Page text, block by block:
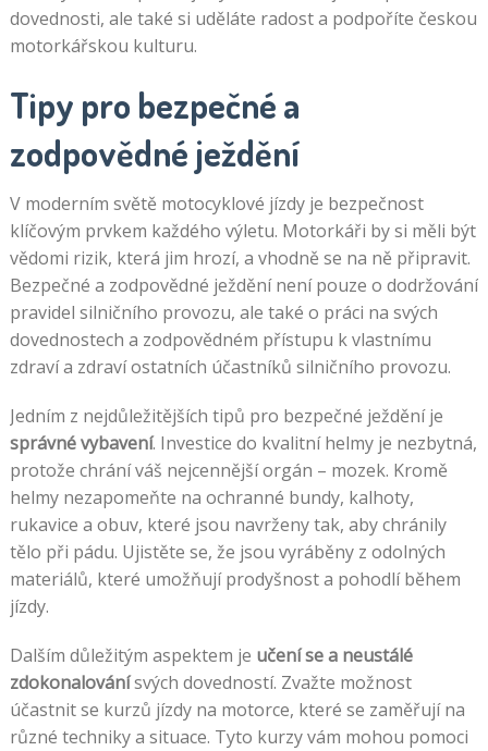
dovednosti, ale také si uděláte radost a podpoříte českou
motorkářskou kulturu.
Tipy pro bezpečné a
zodpovědné ježdění
V moderním světě motocyklové jízdy je bezpečnost
klíčovým prvkem každého výletu. Motorkáři by si měli být
vědomi rizik, která jim hrozí, a vhodně se na ně připravit.
Bezpečné a zodpovědné ježdění není pouze o dodržování
pravidel silničního provozu, ale také o práci na svých
dovednostech a zodpovědném přístupu k vlastnímu
zdraví a zdraví ostatních účastníků silničního provozu.
Jedním z nejdůležitějších tipů pro bezpečné ježdění je
správné vybavení. Investice do kvalitní helmy je nezbytná,
protože chrání váš nejcennější orgán – mozek. Kromě
helmy nezapomeňte na ochranné bundy, kalhoty,
rukavice a obuv, které jsou navrženy tak, aby chránily
tělo při pádu. Ujistěte se, že jsou vyráběny z odolných
materiálů, které umožňují prodyšnost a pohodlí během
jízdy.
Dalším důležitým aspektem je učení se a neustálé
zdokonalovánísvých dovedností. Zvažte možnost
účastnit se kurzů jízdy na motorce, které se zaměřují na
různé techniky a situace. Tyto kurzy vám mohou pomoci